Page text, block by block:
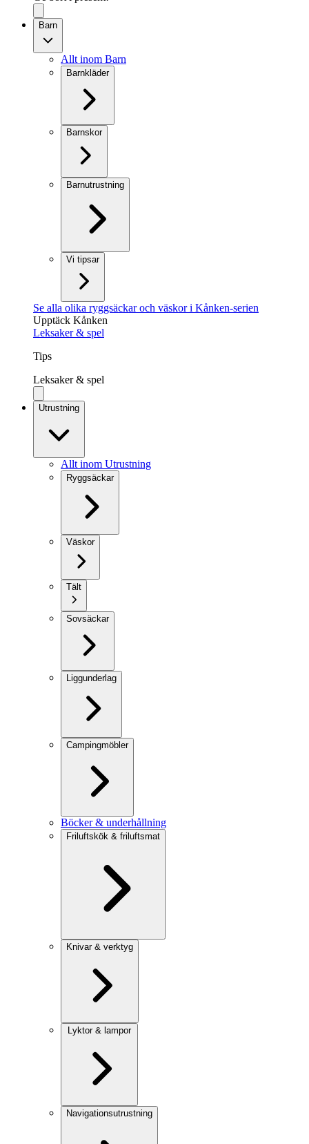
Barn
Allt inom Barn
Barnkläder
Barnskor
Barnutrustning
Vi tipsar
Se alla olika ryggsäckar och väskor i Kånken-serien
Upptäck Kånken
Leksaker & spel
Tips
Leksaker & spel
Utrustning
Allt inom Utrustning
Ryggsäckar
Väskor
Tält
Sovsäckar
Liggunderlag
Campingmöbler
Böcker & underhållning
Friluftskök & friluftsmat
Knivar & verktyg
Lyktor & lampor
Navigationsutrustning